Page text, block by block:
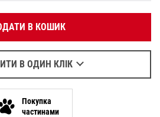
Залишилося2речі
В КОШИК
В ОДИН КЛІК
Покупка
частинами